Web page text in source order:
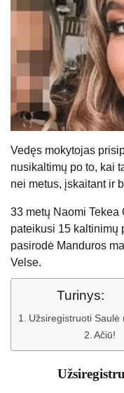
Vedęs mokytojas
nusikaltimų po to, kai
nei metus, įskaitant ir
33 metų Naomi
pateikusi 15 kaltinimų
pasirodė Manduros
Velse.
Turinys:
Užsiregistruoti Saulė
Ačiū!